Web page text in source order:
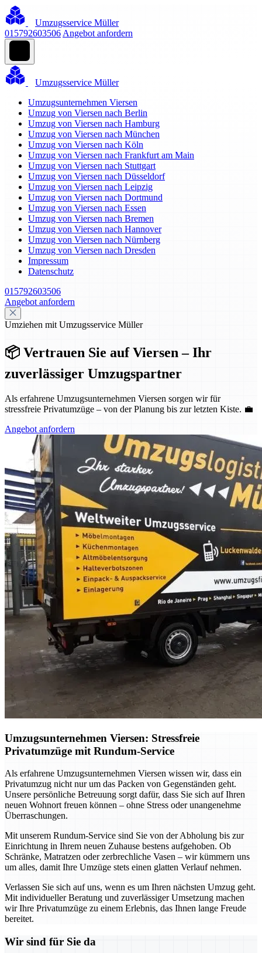
Umzugsservice Müller
015792603506 Angebot anfordern
Umzugsservice Müller
Umzugsunternehmen Viersen
Umzug von Viersen nach Berlin
Umzug von Viersen nach Hamburg
Umzug von Viersen nach München
Umzug von Viersen nach Köln
Umzug von Viersen nach Frankfurt am Main
Umzug von Viersen nach Stuttgart
Umzug von Viersen nach Düsseldorf
Umzug von Viersen nach Leipzig
Umzug von Viersen nach Dortmund
Umzug von Viersen nach Essen
Umzug von Viersen nach Bremen
Umzug von Viersen nach Hannover
Umzug von Viersen nach Nürnberg
Umzug von Viersen nach Dresden
Impressum
Datenschutz
015792603506
Angebot anfordern
Umziehen mit Umzugsservice Müller
📦 Vertrauen Sie auf Viersen – Ihr
zuverlässiger Umzugspartner
Als erfahrene Umzugsunternehmen Viersen sorgen wir für
stressfreie Privatumzüge – von der Planung bis zur letzten Kiste. 💼
Angebot anfordern
Umzugsunternehmen Viersen: Stressfreie
Privatumzüge mit Rundum-Service
Als erfahrene Umzugsunternehmen Viersen wissen wir, dass ein
Privatumzug nicht nur um das Packen von Gegenständen geht.
Unsere persönliche Betreuung sorgt dafür, dass Sie sich auf Ihren
neuen Wohnort freuen können – ohne Stress oder unangenehme
Überraschungen.
Mit unserem Rundum-Service sind Sie von der Abholung bis zur
Einrichtung in Ihrem neuen Zuhause bestens aufgehoben. Ob
Schränke, Matratzen oder zerbrechliche Vasen – wir kümmern uns
um alles, damit Ihre Umzüge stets einen glatten Verlauf nehmen.
Verlassen Sie sich auf uns, wenn es um Ihren nächsten Umzug geht.
Mit individueller Beratung und zuverlässiger Umsetzung machen
wir Ihre Privatumzüge zu einem Erlebnis, das Ihnen lange Freude
bereitet.
Wir sind für Sie da